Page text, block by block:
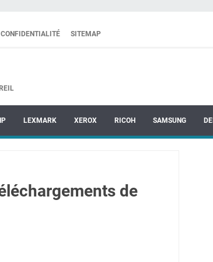
SITEMAP
LEXMARK XEROX RICOH SAMSUNG
de